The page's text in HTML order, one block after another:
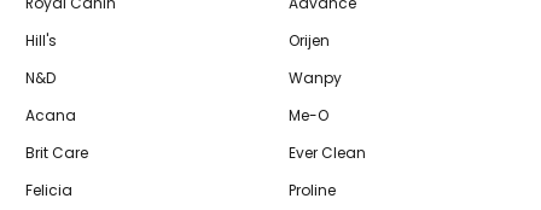
Hill's
N&D
Acana
Brit Care
Felicia
Orijen
Wanpy
Me-O
Ever Clean
Proline